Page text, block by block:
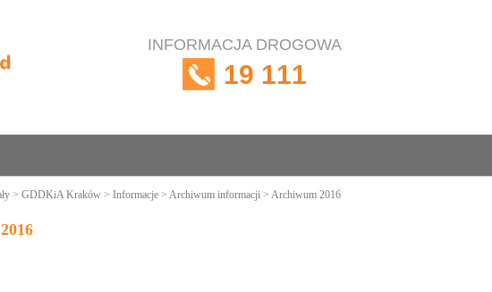
INFORMACJA DROGOWA
19 111
> GDDKiA Kraków > Informacje > Archiwum informacji > Archiwum 2016